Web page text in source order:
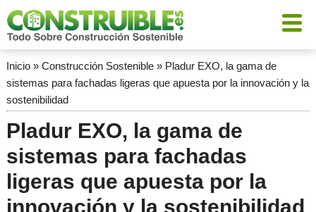
Inicio» Construcción Sostenible» Pladur EXO, la gama de
sistemas para fachadas ligeras que apuesta por la innovación y la
sostenibilidad
Pladur EXO, la gama de
sistemas para fachadas
ligeras que apuesta por la
innovación y la sostenibilidad